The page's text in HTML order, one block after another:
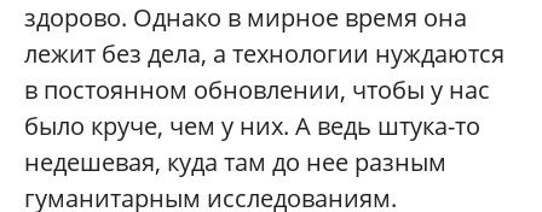
здорово. Однако в мирное время она
лежит без дела, а технологии нуждаются
в постоянном обновлении, чтобы у нас
было круче, чем у них. А ведь штука-то
недешевая, куда там до нее разным
гуманитарным исследованиям.